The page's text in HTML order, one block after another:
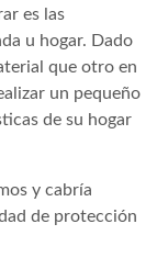
es las
u hogar. Dado
que otro en
un pequeño
de su hogar
y cabría
de protección